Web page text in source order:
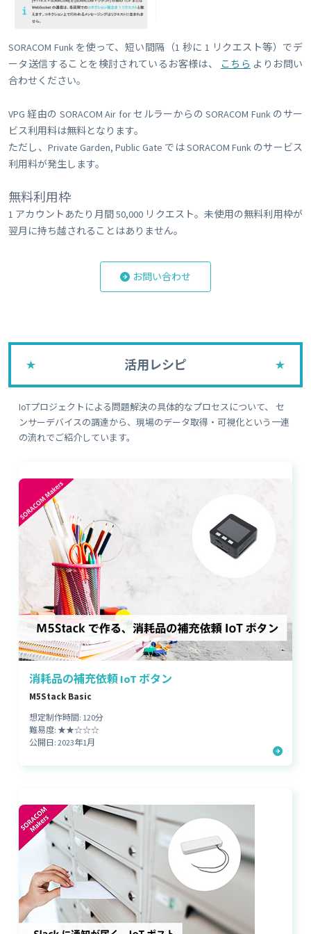
SORACOM Funk を使って、短い間隔（1 秒に 1 リクエスト等）でデ
ータ送信することを検討されているお客様は、
こちら よりお問い
合わせください。
VPG 経由の SORACOM Air for セルラーからの SORACOM Funk のサー
ビス利用料は無料となります。
ただし、Private Garden, Public Gate では SORACOM Funk のサービス
利用料が発生します。
無料利用枠
1 アカウントあたり月間 50,000 リクエスト。未使用の無料利用枠が
翌月に持ち越されることはありません。
お問い合わせ
活用レシピ
IoTプロジェクトによる問題解決の具体的なプロセスについて、
セ
ンサーデバイスの調達から、現場のデータ取得・可視化という一連
の流れでご紹介しています。
消耗品の補充依頼 IoT ボタン
M5Stack Basic
想定制作時間: 120分
難易度: ★★☆☆☆
公開日: 2023年1月